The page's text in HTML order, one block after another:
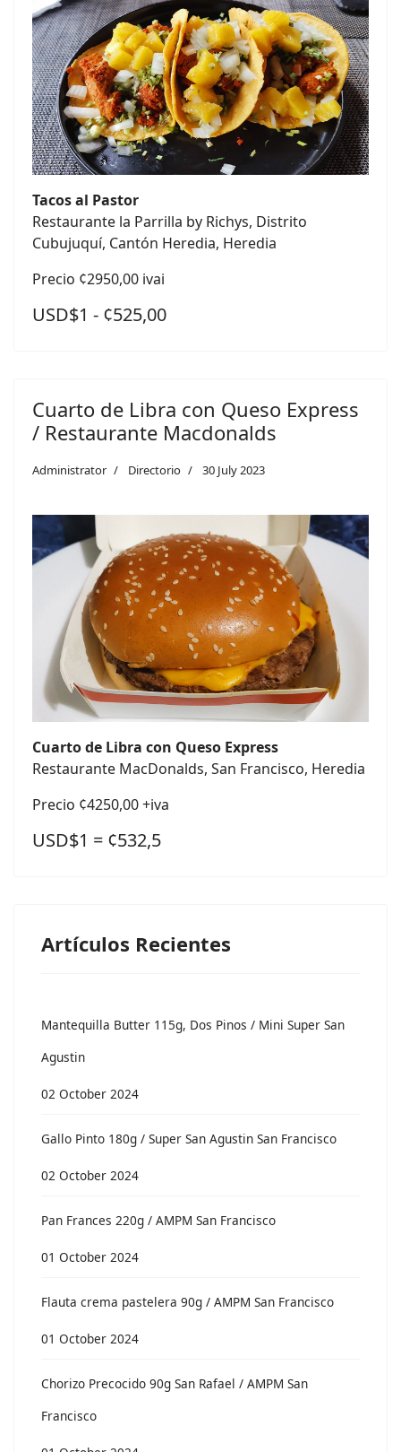
Tacos al Pastor
Restaurante la Parrilla by Richys, Distrito
Cubujuquí, Cantón Heredia, Heredia
Precio ¢2950,00 ivai
USD$1 - ¢525,00
Cuarto de Libra con Queso Express
/ Restaurante Macdonalds
Administrator Directorio 30 July 2023
Cuarto de Libra con Queso Express
Restaurante MacDonalds, San Francisco, Heredia
Precio ¢4250,00 +iva
USD$1 = ¢532,5
Artículos Recientes
Mantequilla Butter 115g, Dos Pinos / Mini Super San
Agustin
02 October 2024
Gallo Pinto 180g / Super San Agustin San Francisco
02 October 2024
Pan Frances 220g / AMPM San Francisco
01 October 2024
Flauta crema pastelera 90g / AMPM San Francisco
01 October 2024
Chorizo Precocido 90g San Rafael / AMPM San
Francisco